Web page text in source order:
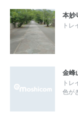
本妙
トレ
金峰
トレ
色が